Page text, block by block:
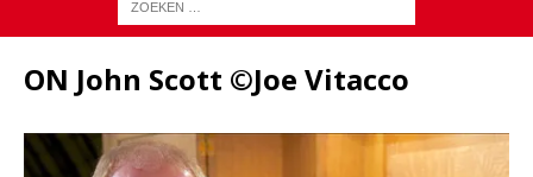
ON John Scott ©Joe Vitacco